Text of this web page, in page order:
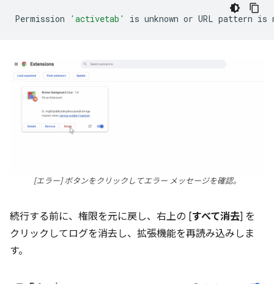
Permission 'activetab' is unknown or URL pattern is
[エラー] ボタンをクリックしてエラー メッセージを確認。
続行する前に、権限を元に戻し、右上の [すべて消去] を
クリックしてログを消去し、拡張機能を再読み込みしま
す。